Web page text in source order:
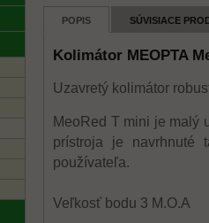
POPIS SÚVISIACE
Kolimátor MEOPTA
Uzavretý kolimátor
MeoRed T mini je malý
prístroja je navrhnuté
používateľa.
Veľkosť bodu 3 M.O.A